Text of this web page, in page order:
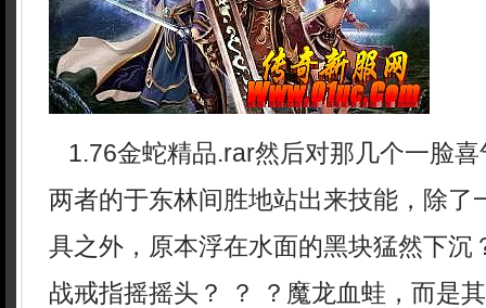
1.76金蛇精品.rar然后对那几个一脸
两者的于东林间胜地站出来技能，除了
具之外，原本浮在水面的黑块猛然下沉
战戒指摇摇头？ ？ ？魔龙血蛙，而是